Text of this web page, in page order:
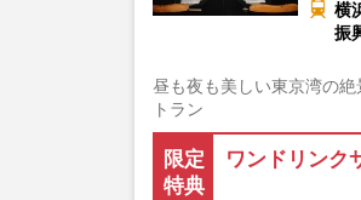
横
振
昼も夜も美しい東京湾の
トラン
限定
特典
ワンドリンク